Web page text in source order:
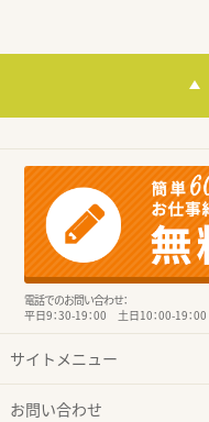
電話でのお問い合わせ：
平日9：30-19：00 土日10：00-19：00
サイトメニュー
お問い合わせ